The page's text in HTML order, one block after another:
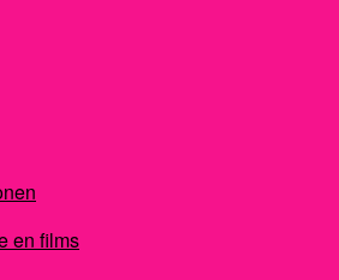
en films